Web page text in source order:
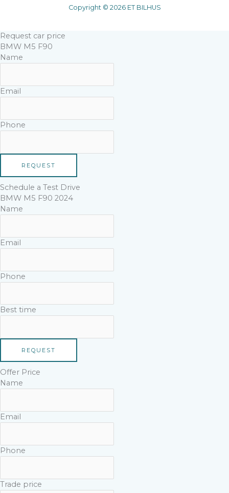
Copyright © 2026 ET BILHUS
Request car price
BMW M5 F90
Name
Email
Phone
REQUEST
Schedule a Test Drive
BMW M5 F90 2024
Name
Email
Phone
Best time
REQUEST
Offer Price
Name
Email
Phone
Trade price